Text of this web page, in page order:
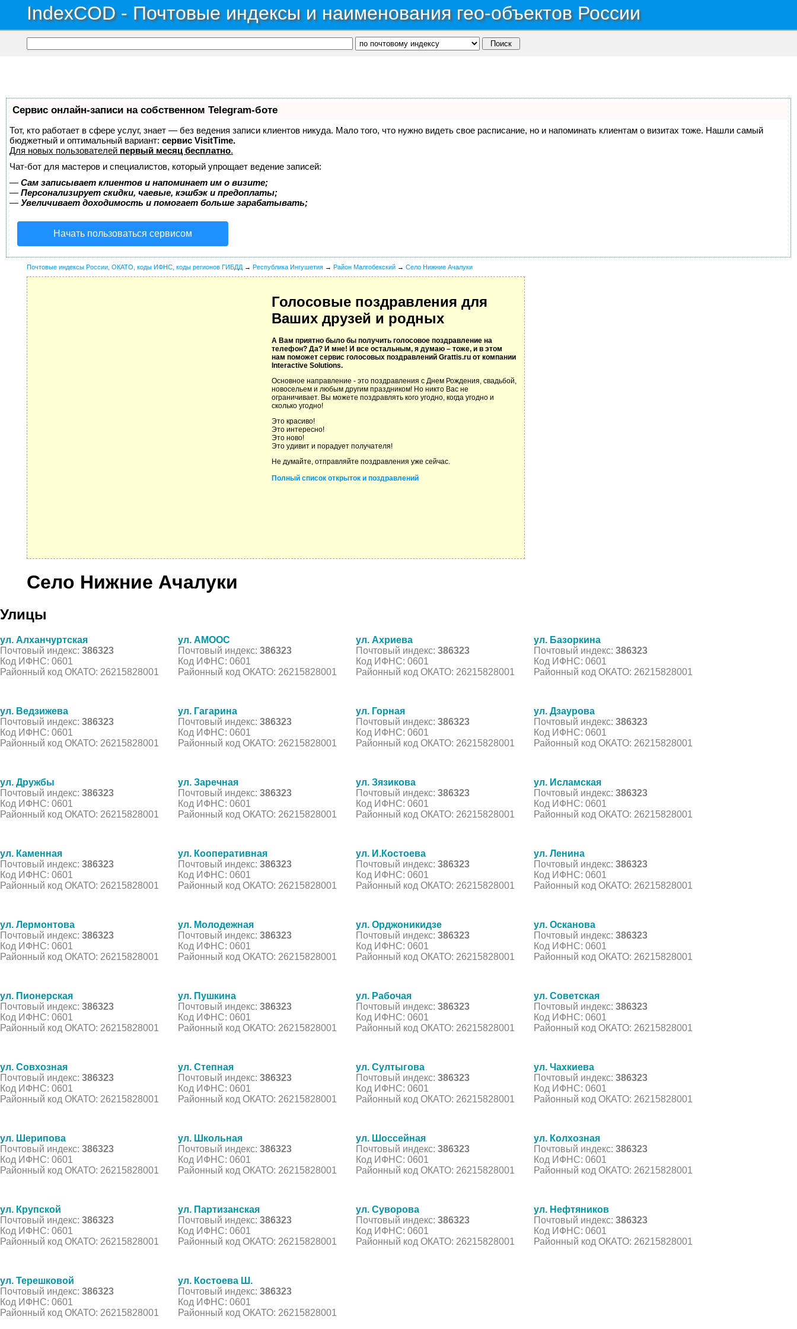
IndexCOD - Почтовые индексы и наименования гео-объектов России
Сервис онлайн-записи на собственном Telegram-боте
Тот, кто работает в сфере услуг, знает — без ведения записи клиентов никуда. Мало того, что нужно видеть свое расписание, но и напоминать клиентам о визитах тоже. Нашли самый
бюджетный и оптимальный вариант: сервис VisitTime.
Для новых пользователей первый месяц бесплатно.
Чат-бот для мастеров и специалистов, который упрощает ведение записей:
— Сам записывает клиентов и напоминает им о визите;
— Персонализирует скидки, чаевые, кэшбэк и предоплаты;
— Увеличивает доходимость и помогает больше зарабатывать;
Начать пользоваться сервисом
Почтовые индексы России, ОКАТО, коды ИФНС, коды регионов ГИБДД → Республика Ингушетия → Район Малгобекский → Село Нижние Ачалуки
Голосовые поздравления для
Ваших друзей и родных
А Вам приятно было бы получить голосовое поздравление на
телефон? Да? И мне! И все остальным, я думаю – тоже, и в этом
нам поможет сервис голосовых поздравлений Grattis.ru от компании
Interactive Solutions.
Основное направление - это поздравления с Днем Рождения, свадьбой,
новосельем и любым другим праздником! Но никто Вас не
ограничивает. Вы можете поздравлять кого угодно, когда угодно и
сколько угодно!
Это красиво!
Это интересно!
Это ново!
Это удивит и порадует получателя!
Не думайте, отправляйте поздравления уже сейчас.
Полный список открыток и поздравлений
Село Нижние Ачалуки
Улицы
ул. Алханчуртская
Почтовый индекс: 386323
Код ИФНС: 0601
Районный код ОКАТО: 26215828001
ул. АМООС
Почтовый индекс: 386323
Код ИФНС: 0601
Районный код ОКАТО: 26215828001
ул. Ахриева
Почтовый индекс: 386323
Код ИФНС: 0601
Районный код ОКАТО: 26215828001
ул. Базоркина
Почтовый индекс: 386323
Код ИФНС: 0601
Районный код ОКАТО: 26215828001
ул. Ведзижева
Почтовый индекс: 386323
Код ИФНС: 0601
Районный код ОКАТО: 26215828001
ул. Гагарина
Почтовый индекс: 386323
Код ИФНС: 0601
Районный код ОКАТО: 26215828001
ул. Горная
Почтовый индекс: 386323
Код ИФНС: 0601
Районный код ОКАТО: 26215828001
ул. Дзаурова
Почтовый индекс: 386323
Код ИФНС: 0601
Районный код ОКАТО: 26215828001
ул. Дружбы
Почтовый индекс: 386323
Код ИФНС: 0601
Районный код ОКАТО: 26215828001
ул. Заречная
Почтовый индекс: 386323
Код ИФНС: 0601
Районный код ОКАТО: 26215828001
ул. Зязикова
Почтовый индекс: 386323
Код ИФНС: 0601
Районный код ОКАТО: 26215828001
ул. Исламская
Почтовый индекс: 386323
Код ИФНС: 0601
Районный код ОКАТО: 26215828001
ул. Каменная
Почтовый индекс: 386323
Код ИФНС: 0601
Районный код ОКАТО: 26215828001
ул. Кооперативная
Почтовый индекс: 386323
Код ИФНС: 0601
Районный код ОКАТО: 26215828001
ул. И.Костоева
Почтовый индекс: 386323
Код ИФНС: 0601
Районный код ОКАТО: 26215828001
ул. Ленина
Почтовый индекс: 386323
Код ИФНС: 0601
Районный код ОКАТО: 26215828001
ул. Лермонтова
Почтовый индекс: 386323
Код ИФНС: 0601
Районный код ОКАТО: 26215828001
ул. Молодежная
Почтовый индекс: 386323
Код ИФНС: 0601
Районный код ОКАТО: 26215828001
ул. Орджоникидзе
Почтовый индекс: 386323
Код ИФНС: 0601
Районный код ОКАТО: 26215828001
ул. Осканова
Почтовый индекс: 386323
Код ИФНС: 0601
Районный код ОКАТО: 26215828001
ул. Пионерская
Почтовый индекс: 386323
Код ИФНС: 0601
Районный код ОКАТО: 26215828001
ул. Пушкина
Почтовый индекс: 386323
Код ИФНС: 0601
Районный код ОКАТО: 26215828001
ул. Рабочая
Почтовый индекс: 386323
Код ИФНС: 0601
Районный код ОКАТО: 26215828001
ул. Советская
Почтовый индекс: 386323
Код ИФНС: 0601
Районный код ОКАТО: 26215828001
ул. Совхозная
Почтовый индекс: 386323
Код ИФНС: 0601
Районный код ОКАТО: 26215828001
ул. Степная
Почтовый индекс: 386323
Код ИФНС: 0601
Районный код ОКАТО: 26215828001
ул. Султыгова
Почтовый индекс: 386323
Код ИФНС: 0601
Районный код ОКАТО: 26215828001
ул. Чахкиева
Почтовый индекс: 386323
Код ИФНС: 0601
Районный код ОКАТО: 26215828001
ул. Шерипова
Почтовый индекс: 386323
Код ИФНС: 0601
Районный код ОКАТО: 26215828001
ул. Школьная
Почтовый индекс: 386323
Код ИФНС: 0601
Районный код ОКАТО: 26215828001
ул. Шоссейная
Почтовый индекс: 386323
Код ИФНС: 0601
Районный код ОКАТО: 26215828001
ул. Колхозная
Почтовый индекс: 386323
Код ИФНС: 0601
Районный код ОКАТО: 26215828001
ул. Крупской
Почтовый индекс: 386323
Код ИФНС: 0601
Районный код ОКАТО: 26215828001
ул. Партизанская
Почтовый индекс: 386323
Код ИФНС: 0601
Районный код ОКАТО: 26215828001
ул. Суворова
Почтовый индекс: 386323
Код ИФНС: 0601
Районный код ОКАТО: 26215828001
ул. Нефтяников
Почтовый индекс: 386323
Код ИФНС: 0601
Районный код ОКАТО: 26215828001
ул. Терешковой
Почтовый индекс: 386323
Код ИФНС: 0601
Районный код ОКАТО: 26215828001
ул. Костоева Ш.
Почтовый индекс: 386323
Код ИФНС: 0601
Районный код ОКАТО: 26215828001